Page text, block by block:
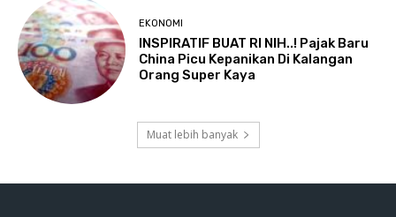
EKONOMI
INSPIRATIF BUAT RI NIH..! Pajak Baru
China Picu Kepanikan Di Kalangan
Orang Super Kaya
Muat lebih banyak